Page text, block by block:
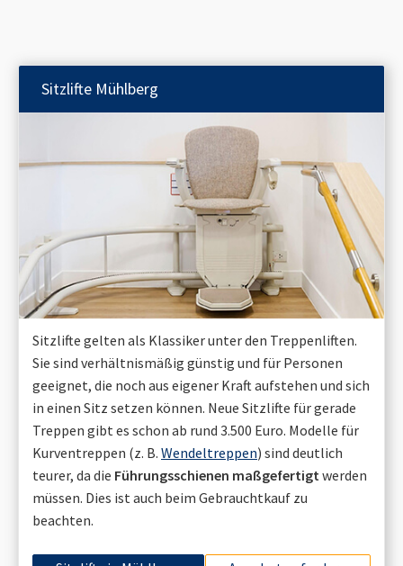
Sitzlifte Mühlberg
Sitzlifte gelten als Klassiker unter den Treppenliften.
Sie sind verhältnismäßig günstig und für Personen
geeignet, die noch aus eigener Kraft aufstehen und sich
in einen Sitz setzen können. Neue Sitzlifte für gerade
Treppen gibt es schon ab rund 3.500 Euro. Modelle für
Kurventreppen (z. B. Wendeltreppen) sind deutlich
teurer, da die Führungsschienen maßgefertigt werden
müssen. Dies ist auch beim Gebrauchtkauf zu
beachten.